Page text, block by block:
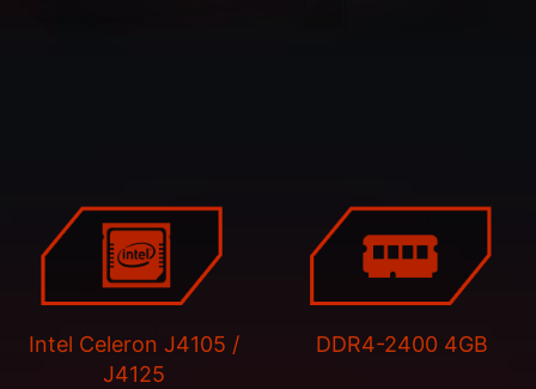
Intel Celeron J4105 /
J4125
DDR4-2400 4GB